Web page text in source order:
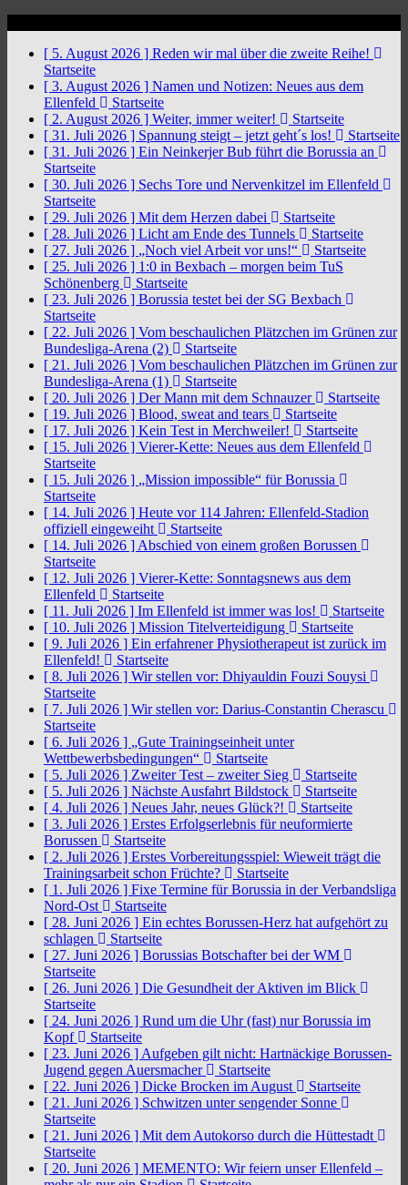
[ 5. August 2026 ] Reden wir mal über die zweite Reihe!
Startseite
[ 3. August 2026 ] Namen und Notizen: Neues aus dem
Ellenfeld
Startseite
[ 2. August 2026 ] Weiter, immer weiter!
Startseite
[ 31. Juli 2026 ] Spannung steigt – jetzt geht´s los!
Startseite
[ 31. Juli 2026 ] Ein Neinkerjer Bub führt die Borussia an
Startseite
[ 30. Juli 2026 ] Sechs Tore und Nervenkitzel im Ellenfeld
Startseite
[ 29. Juli 2026 ] Mit dem Herzen dabei
Startseite
[ 28. Juli 2026 ] Licht am Ende des Tunnels
Startseite
[ 27. Juli 2026 ] „Noch viel Arbeit vor uns!“
Startseite
[ 25. Juli 2026 ] 1:0 in Bexbach – morgen beim TuS
Schönenberg
Startseite
[ 23. Juli 2026 ] Borussia testet bei der SG Bexbach
Startseite
[ 22. Juli 2026 ] Vom beschaulichen Plätzchen im Grünen zur
Bundesliga-Arena (2)
Startseite
[ 21. Juli 2026 ] Vom beschaulichen Plätzchen im Grünen zur
Bundesliga-Arena (1)
Startseite
[ 20. Juli 2026 ] Der Mann mit dem Schnauzer
Startseite
[ 19. Juli 2026 ] Blood, sweat and tears
Startseite
[ 17. Juli 2026 ] Kein Test in Merchweiler!
Startseite
[ 15. Juli 2026 ] Vierer-Kette: Neues aus dem Ellenfeld
Startseite
[ 15. Juli 2026 ] „Mission impossible“ für Borussia
Startseite
[ 14. Juli 2026 ] Heute vor 114 Jahren: Ellenfeld-Stadion
offiziell eingeweiht
Startseite
[ 14. Juli 2026 ] Abschied von einem großen Borussen
Startseite
[ 12. Juli 2026 ] Vierer-Kette: Sonntagsnews aus dem
Ellenfeld
Startseite
[ 11. Juli 2026 ] Im Ellenfeld ist immer was los!
Startseite
[ 10. Juli 2026 ] Mission Titelverteidigung
Startseite
[ 9. Juli 2026 ] Ein erfahrener Physiotherapeut ist zurück im
Ellenfeld!
Startseite
[ 8. Juli 2026 ] Wir stellen vor: Dhiyauldin Fouzi Souysi
Startseite
[ 7. Juli 2026 ] Wir stellen vor: Darius-Constantin Cherascu
Startseite
[ 6. Juli 2026 ] „Gute Trainingseinheit unter
Wettbewerbsbedingungen“
Startseite
[ 5. Juli 2026 ] Zweiter Test – zweiter Sieg
Startseite
[ 5. Juli 2026 ] Nächste Ausfahrt Bildstock
Startseite
[ 4. Juli 2026 ] Neues Jahr, neues Glück?!
Startseite
[ 3. Juli 2026 ] Erstes Erfolgserlebnis für neuformierte
Borussen
Startseite
[ 2. Juli 2026 ] Erstes Vorbereitungsspiel: Wieweit trägt die
Trainingsarbeit schon Früchte?
Startseite
[ 1. Juli 2026 ] Fixe Termine für Borussia in der Verbandsliga
Nord-Ost
Startseite
[ 28. Juni 2026 ] Ein echtes Borussen-Herz hat aufgehört zu
schlagen
Startseite
[ 27. Juni 2026 ] Borussias Botschafter bei der WM
Startseite
[ 26. Juni 2026 ] Die Gesundheit der Aktiven im Blick
Startseite
[ 24. Juni 2026 ] Rund um die Uhr (fast) nur Borussia im
Kopf
Startseite
[ 23. Juni 2026 ] Aufgeben gilt nicht: Hartnäckige Borussen-
Jugend gegen Auersmacher
Startseite
[ 22. Juni 2026 ] Dicke Brocken im August
Startseite
[ 21. Juni 2026 ] Schwitzen unter sengender Sonne
Startseite
[ 21. Juni 2026 ] Mit dem Autokorso durch die Hüttestadt
Startseite
[ 20. Juni 2026 ] MEMENTO: Wir feiern unser Ellenfeld –